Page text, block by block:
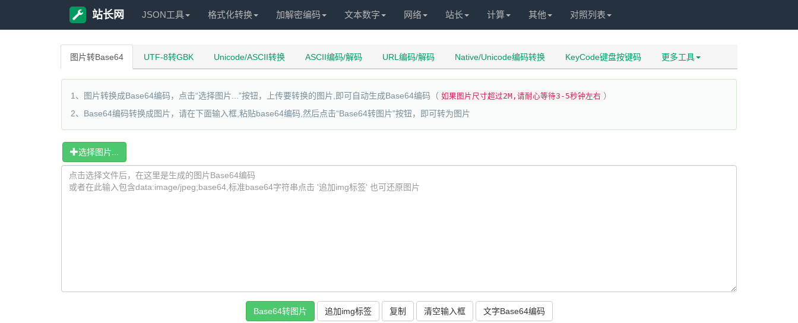
站长网 JSON工具 格式化转换 加解密编码 文本数字 网络 站长 计算 其他 对照列表
图片转Base64 UTF-8转GBK Unicode/ASCII转换 ASCII编码/解码 URL编码/解码 Native/Unicode编码转换 KeyCode键盘按键码 更多工具
1、图片转换成Base64编码，点击“选择图片...”按钮，上传要转换的图片,即可自动生成Base64编码（ 如果图片尺寸超过2M,请耐心等待3-5秒钟左右 ）
2、Base64编码转换成图片，请在下面输入框,粘贴base64编码,然后点击“Base64转图片”按钮，即可转为图片
选择图片...
复制 文字Base64编码